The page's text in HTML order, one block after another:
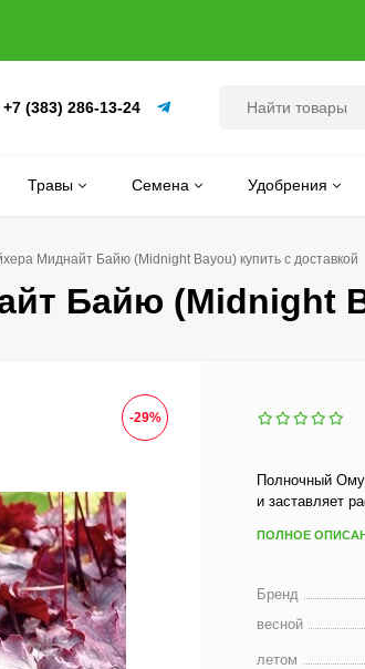
+7 (383) 286-13-24
Травы Семена Удобрения
Миднайт Байю (Midnight Bayou) купить с доставкой
Байю (Midnight
-29%
Полночный
и заставляет
ПОЛНОЕ
Бренд
весной
летом